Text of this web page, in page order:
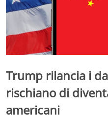
Trump rilancia i
rischiano di
americani